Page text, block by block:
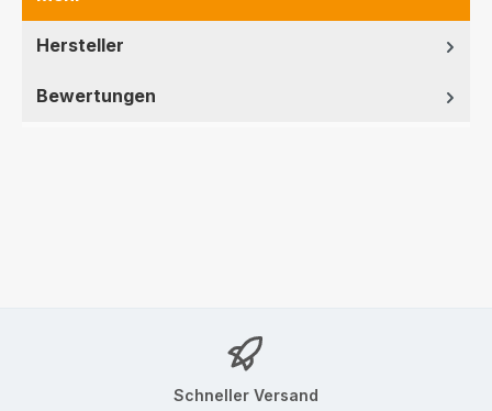
Hersteller
Bewertungen
Schneller Versand